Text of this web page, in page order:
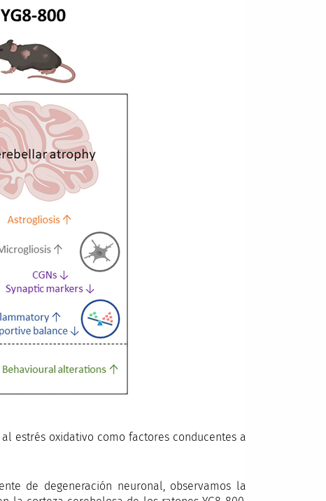
estrés oxidativo como factores conducentes a
de degeneración neuronal, observamos la